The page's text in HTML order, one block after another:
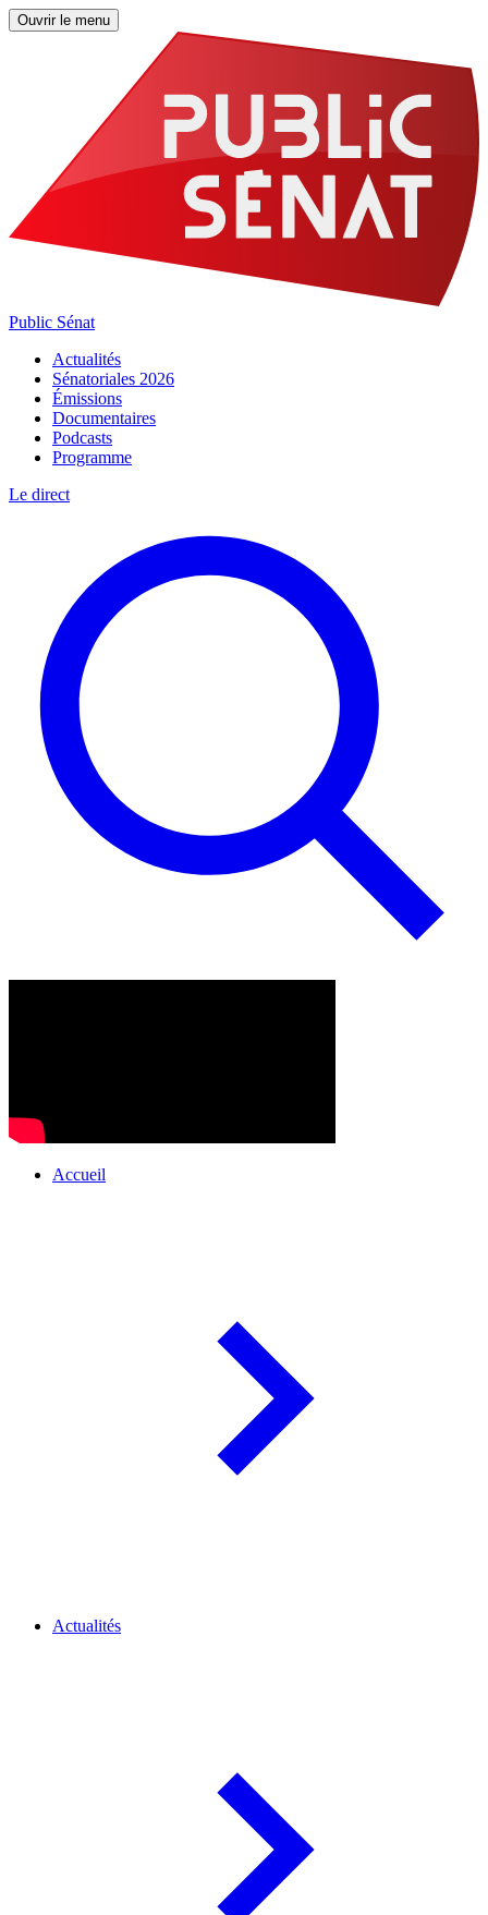
Ouvrir le menu
Public Sénat
Actualités
Sénatoriales 2026
Émissions
Documentaires
Podcasts
Programme
Le direct
Accueil
Actualités